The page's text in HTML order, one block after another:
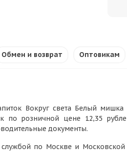
Обмен и возврат Оптовикам
Вокруг света Белый мишка
по розничной цене 12,35
документы.
службой по Москве и